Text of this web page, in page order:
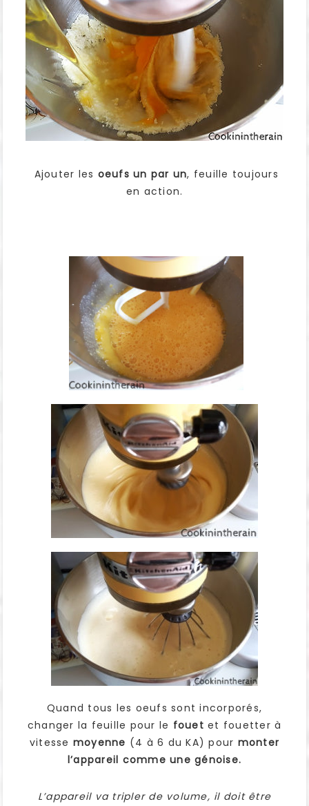
Ajouter les oeufs un par un, feuille toujours
en action.
Quand tous les oeufs sont incorporés,
changer la feuille pour le fouet et fouetter à
vitesse moyenne (4 à 6 du KA) pour monter
l’appareil comme une génoise.
L’appareil va tripler de volume, il doit être